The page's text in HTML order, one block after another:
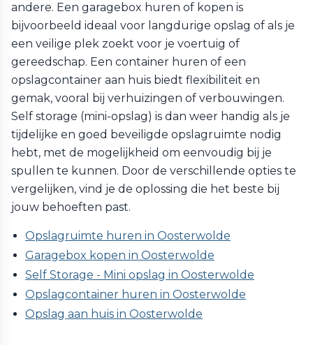
andere. Een garagebox huren of kopen is
bijvoorbeeld ideaal voor langdurige opslag of als je
een veilige plek zoekt voor je voertuig of
gereedschap. Een container huren of een
opslagcontainer aan huis biedt flexibiliteit en
gemak, vooral bij verhuizingen of verbouwingen.
Self storage (mini-opslag) is dan weer handig als je
tijdelijke en goed beveiligde opslagruimte nodig
hebt, met de mogelijkheid om eenvoudig bij je
spullen te kunnen. Door de verschillende opties te
vergelijken, vind je de oplossing die het beste bij
jouw behoeften past.
Opslagruimte huren in Oosterwolde
Garagebox kopen in Oosterwolde
Self Storage - Mini opslag in Oosterwolde
Opslagcontainer huren in Oosterwolde
Opslag aan huis in Oosterwolde